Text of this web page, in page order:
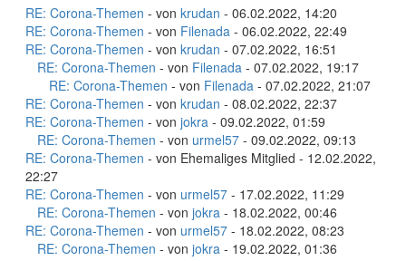
RE: Corona-Themen - von krudan - 06.02.2022, 14:20
RE: Corona-Themen - von Filenada - 06.02.2022, 22:49
RE: Corona-Themen - von krudan - 07.02.2022, 16:51
RE: Corona-Themen - von Filenada - 07.02.2022, 19:17
RE: Corona-Themen - von Filenada - 07.02.2022, 21:07
RE: Corona-Themen - von krudan - 08.02.2022, 22:37
RE: Corona-Themen - von jokra - 09.02.2022, 01:59
RE: Corona-Themen - von urmel57 - 09.02.2022, 09:13
RE: Corona-Themen - von Ehemaliges Mitglied - 12.02.2022,
22:27
RE: Corona-Themen - von urmel57 - 17.02.2022, 11:29
RE: Corona-Themen - von jokra - 18.02.2022, 00:46
RE: Corona-Themen - von urmel57 - 18.02.2022, 08:23
RE: Corona-Themen - von jokra - 19.02.2022, 01:36